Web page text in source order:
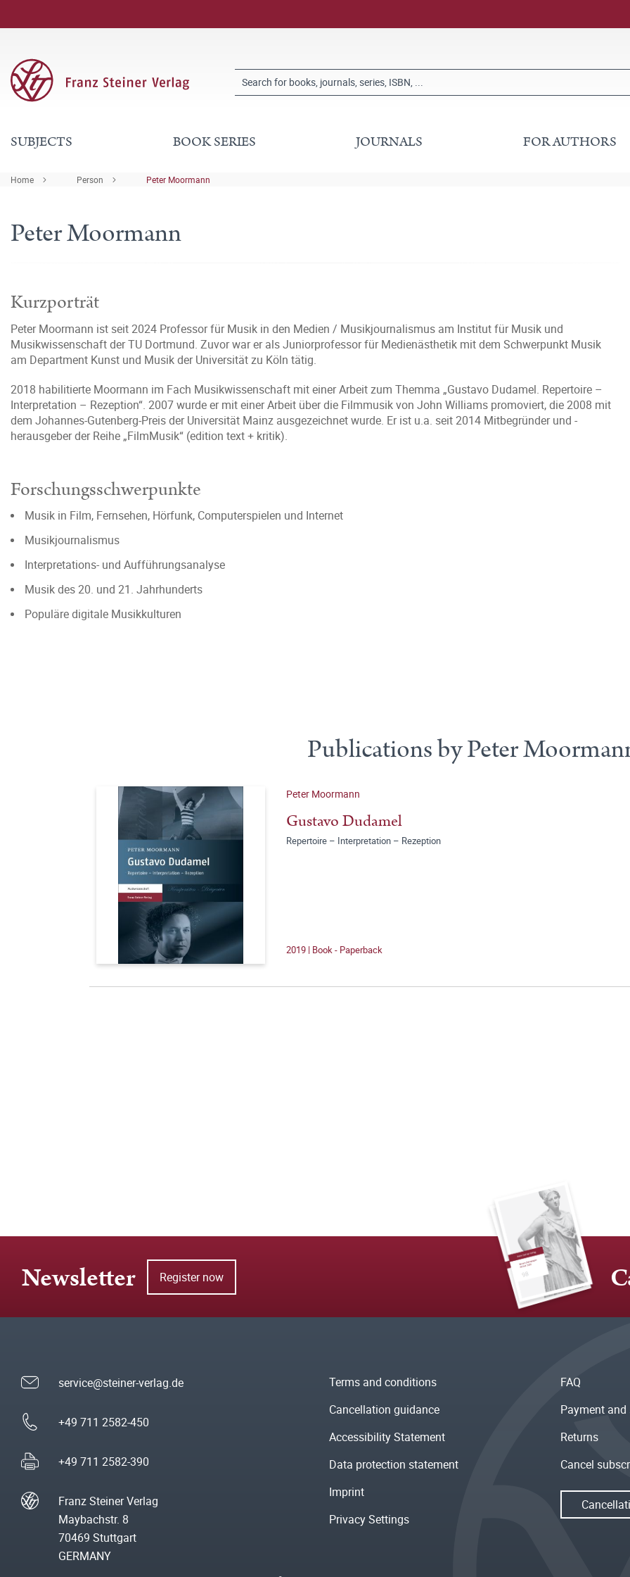
SUBJECTS BOOK SERIES JOURNALS FOR AUTHORS
Home Person Peter Moormann
Peter Moormann
Kurzporträt
Peter Moormann ist seit 2024 Professor für Musik in den Medien / Musikjournalismus am Institut für Musik und
Musikwissenschaft der TU Dortmund. Zuvor war er als Juniorprofessor für Medienästhetik mit dem Schwerpunkt Musik
am Department Kunst und Musik der Universität zu Köln tätig.
2018 habilitierte Moormann im Fach Musikwissenschaft mit einer Arbeit zum Themma „Gustavo Dudamel. Repertoire –
Interpretation – Rezeption“. 2007 wurde er mit einer Arbeit über die Filmmusik von John Williams promoviert, die 2008 mit
dem Johannes-Gutenberg-Preis der Universität Mainz ausgezeichnet wurde. Er ist u.a. seit 2014 Mitbegründer und -
herausgeber der Reihe „FilmMusik“ (edition text + kritik).
Forschungsschwerpunkte
Musik in Film, Fernsehen, Hörfunk, Computerspielen und Internet
Musikjournalismus
Interpretations- und Aufführungsanalyse
Musik des 20. und 21. Jahrhunderts
Populäre digitale Musikkulturen
Publications by Peter
Peter Moormann
Gustavo Dudamel
Repertoire – Interpretation – Rezeption
2019 | Book - Paperback
Newsletter Register now
service@steiner-verlag.de
+49 711 2582-450
+49 711 2582-390
Franz Steiner Verlag
Maybachstr. 8
70469 Stuttgart
GERMANY
Terms and conditions
Cancellation guidance
Accessibility Statement
Data protection statement
Imprint
Privacy Settings
FAQ
Payment
Returns
Cancel